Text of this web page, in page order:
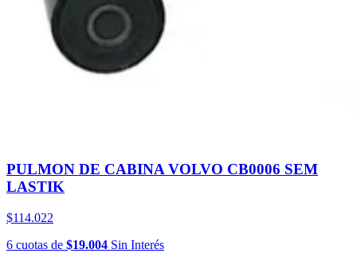
PULMON DE CABINA VOLVO CB0006 SEM
LASTIK
$114.022
6 cuotas de $19.004 Sin Interés